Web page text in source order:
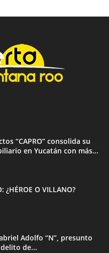
“CAPRO” consolida su
en Yucatán con más...
¿HÉROE O VILLANO?
Adolfo “N”, presunto
de...